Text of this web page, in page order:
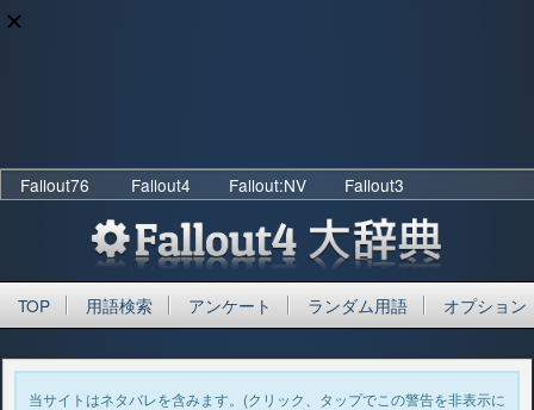
Fallout76 Fallout4 Fallout:NV Fallout3
TOP 用語検索 アンケート ランダム用語 オプション
当サイトはネタバレを含みます。(クリック、タップでこの警告を非表示に